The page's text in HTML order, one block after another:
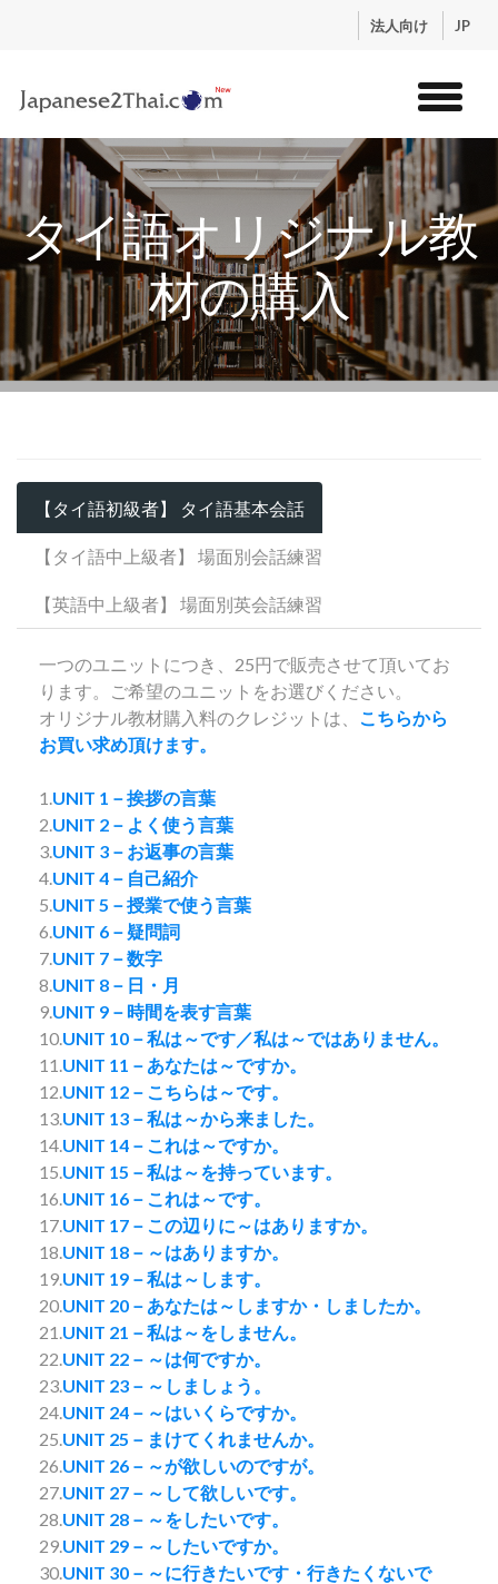
法人向け JP
トップ
サービス
コンテンツ
講師紹介
お申込流れ
ログイン
タイ語オリジナル教
材の購入
【タイ語初級者】 タイ語基本会話
【タイ語中上級者】 場面別会話練習
【英語中上級者】 場面別英会話練習
一つのユニットにつき、25円で販売させて頂いてお
ります。ご希望のユニットをお選びください。
オリジナル教材購入料のクレジットは、 こちらから
お買い求め頂けます。
1.UNIT 1－挨拶の言葉
2.UNIT 2－よく使う言葉
3.UNIT 3－お返事の言葉
4.UNIT 4－自己紹介
5.UNIT 5－授業で使う言葉
6.UNIT 6－疑問詞
7.UNIT 7－数字
8.UNIT 8－日・月
9.UNIT 9－時間を表す言葉
10.UNIT 10－私は～です／私は～ではありません。
11.UNIT 11－あなたは～ですか。
12.UNIT 12－こちらは～です。
13.UNIT 13－私は～から来ました。
14.UNIT 14－これは～ですか。
15.UNIT 15－私は～を持っています。
16.UNIT 16－これは～です。
17.UNIT 17－この辺りに～はありますか。
18.UNIT 18－～はありますか。
19.UNIT 19－私は～します。
20.UNIT 20－あなたは～しますか・しましたか。
21.UNIT 21－私は～をしません。
22.UNIT 22－～は何ですか。
23.UNIT 23－～しましょう。
24.UNIT 24－～はいくらですか。
25.UNIT 25－まけてくれませんか。
26.UNIT 26－～が欲しいのですが。
27.UNIT 27－～して欲しいです。
28.UNIT 28－～をしたいです。
29.UNIT 29－～したいですか。
30.UNIT 30－～に行きたいです・行きたくないで